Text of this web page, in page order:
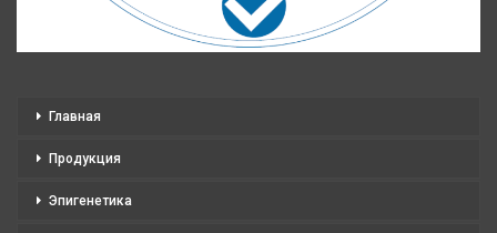
Главная
Продукция
Эпигенетика